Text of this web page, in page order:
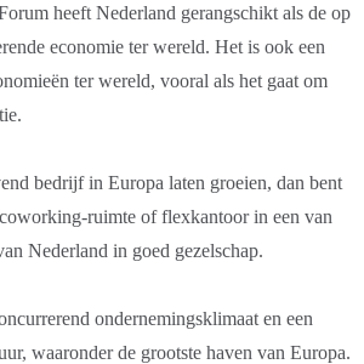
heeft Nederland gerangschikt als de op
economie ter wereld. Het is ook een
ter wereld, vooral als het gaat om
bedrijf in Europa laten groeien, dan bent
ruimte of flexkantoor in een van
Nederland in goed gezelschap.
ondernemingsklimaat en een
waaronder de grootste haven van Europa.